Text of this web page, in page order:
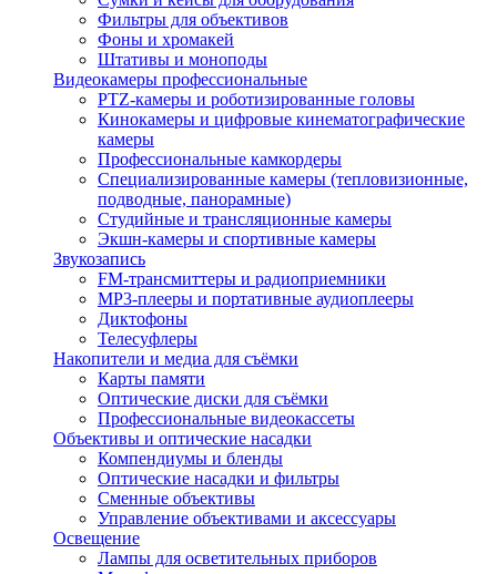
Фильтры для объективов
Фоны и хромакей
Штативы и моноподы
Видеокамеры профессиональные
PTZ-камеры и роботизированные головы
Кинокамеры и цифровые кинематографические
камеры
Профессиональные камкордеры
Специализированные камеры (тепловизионные,
подводные, панорамные)
Студийные и трансляционные камеры
Экшн-камеры и спортивные камеры
Звукозапись
FM-трансмиттеры и радиоприемники
MP3-плееры и портативные аудиоплееры
Диктофоны
Телесуфлеры
Накопители и медиа для съёмки
Карты памяти
Оптические диски для съёмки
Профессиональные видеокассеты
Объективы и оптические насадки
Компендиумы и бленды
Оптические насадки и фильтры
Сменные объективы
Управление объективами и аксессуары
Освещение
Лампы для осветительных приборов